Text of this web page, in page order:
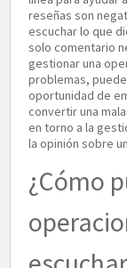
reseñas son
escuchar lo que
solo comentario
gestionar una
problemas,
oportunidad de
convertir una
en torno a la
la opinión sobre
¿Cómo